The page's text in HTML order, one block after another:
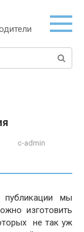
c-admin
мы
изготовить
не так уж